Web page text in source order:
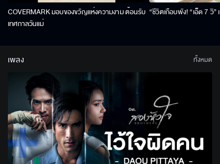
COVERMARK มอบของขวัญแห่งความงาม ต้อนรับ
เทศกาลวันแม่
“ชีวิตเกือบพัง! “เอ็ด 7 วิ
เพลง ทั้งหมด